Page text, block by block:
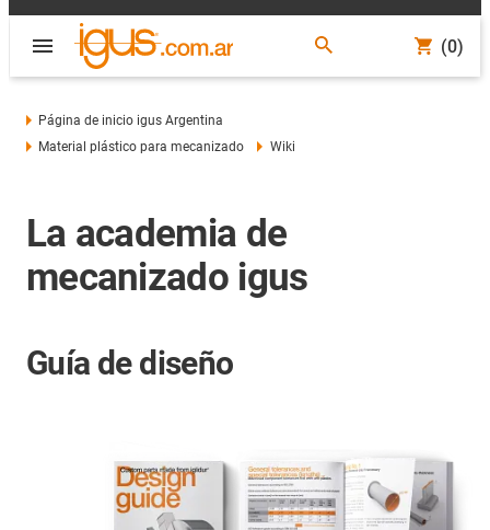
(0)
Página de inicio igus Argentina
Material plástico para mecanizado
Wiki
La academia de
mecanizado igus
Guía de diseño